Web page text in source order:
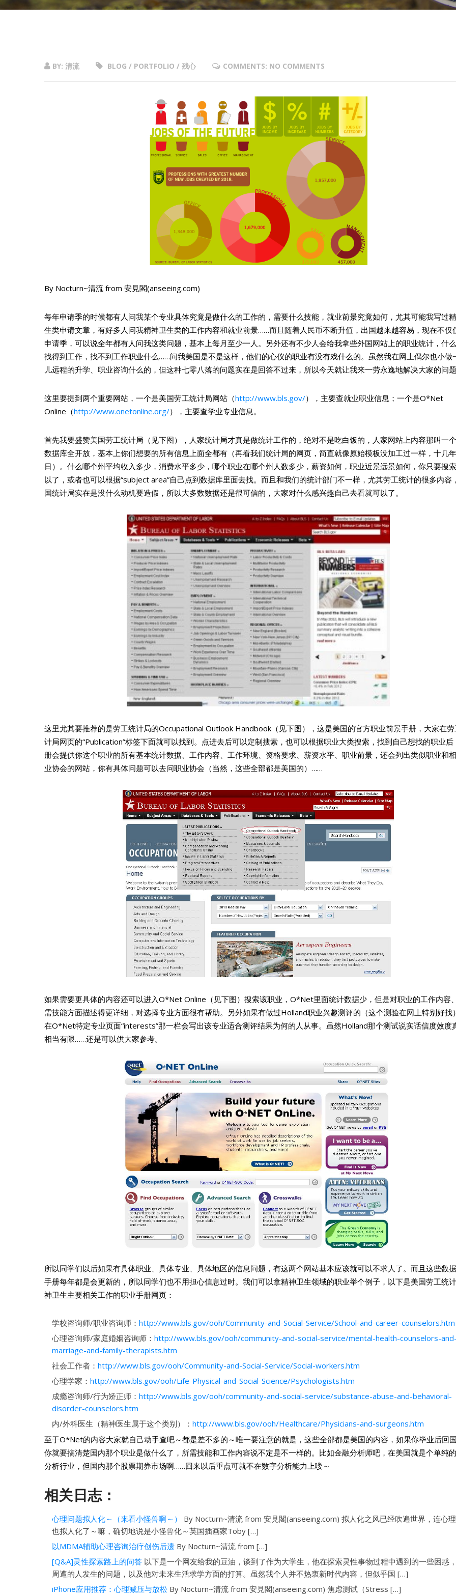
BY: 清流 BLOG / PORTFOLIO / 残心 COMMENTS: NO COMMENTS
By Nocturn~清流 from 安見閣(anseeing.com)
每年申请季的时候都有人问我某个专业具体究竟是做什么的工作的，需要什么技能，就业前景究竟如何，尤其可能我写过
生类申请文章，有好多人问我精神卫生类的工作内容和就业前景……而且随着人民币不断升值，出国越来越容易，现在不仅
申请季，可以说全年都有人问我这类问题，基本上每月至少一人。另外还有不少人会给我拿些外国网站上的职业统计，什
找得到工作，找不到工作职业什么……问我美国是不是这样，他们的心仪的职业有没有戏什么的。虽然我在网上偶尔也小做
儿远程的升学、职业咨询什么的，但这种七零八落的问题实在是回答不过来，所以今天就让我来一劳永逸地解决大家的问题
这里要提到两个重要网站，一个是美国劳工统计局网站（http://www.bls.gov/），主要查就业职业信息；一个是O*Net
Online（http://www.onetonline.org/），主要查学业专业信息。
首先我要盛赞美国劳工统计局（见下图），人家统计局才真是做统计工作的，绝对不是吃白饭的，人家网站上内容那叫一个
数据库全开放，基本上你们想要的所有信息上面全都有（再看我们统计局的网页，简直就像原始模板没加工过一样，十几
日）。什么哪个州平均收入多少，消费水平多少，哪个职业在哪个州人数多少，薪资如何，职业近景远景如何，你只要搜
以了，或者也可以根据“subject area”自己点到数据库里面去找。而且和我们的统计部门不一样，尤其劳工统计的很多内容
国统计局实在是没什么动机要造假，所以大多数数据还是很可信的，大家对什么感兴趣自己去看就可以了。
这里尤其要推荐的是劳工统计局的Occupational Outlook Handbook（见下图），这是美国的官方职业前景手册，大家在
计局网页的“Publication”标签下面就可以找到。点进去后可以定制搜索，也可以根据职业大类搜索，找到自己想找的职业后
册会提供你这个职业的所有基本统计数据、工作内容、工作环境、资格要求、薪资水平、职业前景，还会列出类似职业和
业协会的网站，你有具体问题可以去问职业协会（当然，这些全部都是美国的）……
如果需要更具体的内容还可以进入O*Net Online（见下图）搜索该职业，O*Net里面统计数据少，但是对职业的工作内容
需技能方面描述得更详细，对选择专业方面很有帮助。另外如果有做过Holland职业兴趣测评的（这个测验在网上特别好找
在O*Net特定专业页面“interests”那一栏会写出该专业适合测评结果为何的人从事。虽然Holland那个测试说实话信度效度
相当有限……还是可以供大家参考。
所以同学们以后如果有具体职业、具体专业、具体地区的信息问题，有这两个网站基本应该就可以不求人了。而且这些数
手册每年都是会更新的，所以同学们也不用担心信息过时。我们可以拿精神卫生领域的职业举个例子，以下是美国劳工统
神卫生主要相关工作的职业手册网页：
学校咨询师/职业咨询师： http://www.bls.gov/ooh/Community-and-Social-Service/School-and-career-counselors.htm
心理咨询师/家庭婚姻咨询师： http://www.bls.gov/ooh/community-and-social-service/mental-health-counselors-and-
marriage-and-family-therapists.htm
社会工作者： http://www.bls.gov/ooh/Community-and-Social-Service/Social-workers.htm
心理学家： http://www.bls.gov/ooh/Life-Physical-and-Social-Science/Psychologists.htm
成瘾咨询师/行为矫正师： http://www.bls.gov/ooh/community-and-social-service/substance-abuse-and-behavioral-
disorder-counselors.htm
内/外科医生（精神医生属于这个类别）： http://www.bls.gov/ooh/Healthcare/Physicians-and-surgeons.htm
至于O*Net的内容大家就自己动手查吧～都是差不多的～唯一要注意的就是，这些全部都是美国的内容，如果你毕业后回国
你就要搞清楚国内那个职业是做什么了，所需技能和工作内容说不定是不一样的。比如金融分析师吧，在美国就是个单纯
分析行业，但国内那个股票期券市场啊……回来以后重点可就不在数字分析能力上喽～
相关日志：
心理问题拟人化～（来看小怪兽啊～）
By Nocturn~清流 from 安見閣(anseeing.com) 拟人化之风已经吹遍世界，连心
也拟人化了～嘛，确切地说是小怪兽化～英国插画家Toby […]
以MDMA辅助心理咨询治疗创伤后遗 By Nocturn~清流 from […]
[Q&A]灵性探索路上的问答 以下是一个网友给我的豆油，谈到了作为大学生，他在探索灵性事物过程中遇到的一些困惑
周遭的人发生的问题，以及他对未来生活求学方面的打算。虽然我个人并不热衷新时代内容，但似乎国 […]
iPhone应用推荐：心理减压与放松 By Nocturn~清流 from 安見閣(anseeing.com) 焦虑测试（Stress […]